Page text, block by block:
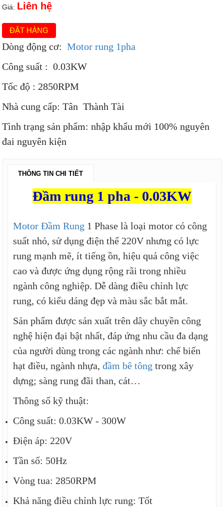
Giá: Liên hệ
ĐẶT HÀNG
Dòng động cơ:Motor rung 1pha
Công suất : 0.03KW
Tốc độ : 2850RPM
Nhà cung cấp: Tân Thành Tài
Tình trạng sản phẩm: nhập khẩu mới 100% nguyên
đai nguyên kiện
THÔNG TIN CHI TIẾT
Đầm rung 1 pha - 0.03KW
Motor Đầm Rung 1 Phase là loại motor có công
suất nhỏ, sử dụng điện thế 220V nhưng có lực
rung mạnh mẽ, ít tiếng ồn, hiệu quả công việc
cao và được ứng dụng rộng rãi trong nhiều
ngành công nghiệp. Dễ dàng điều chỉnh lực
rung, có kiểu dáng đẹp và màu sắc bắt mắt.
Sản phẩm được sản xuất trên dây chuyền công
nghệ hiện đại bật nhất, đáp ứng nhu cầu đa dạng
của người dùng trong các ngành như: chế biến
hạt điều, ngành nhựa,đầm bê tông trong xây
dựng; sàng rung đãi than, cát…
Thông số kỹ thuật:
Công suất: 0.03KW - 300W
Điện áp: 220V
Tần số: 50Hz
Vòng tua: 2850RPM
Khả năng điều chỉnh lực rung: Tốt